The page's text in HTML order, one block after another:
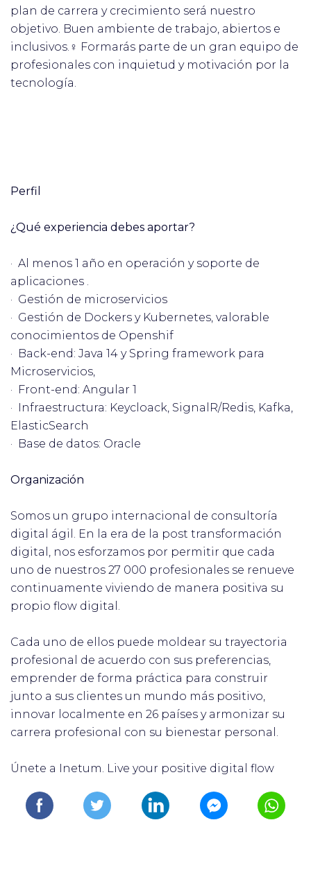
plan de carrera y crecimiento será nuestro
objetivo. Buen ambiente de trabajo, abiertos e
inclusivos.‍♀️ Formarás parte de un gran equipo de
profesionales con inquietud y motivación por la
tecnología.
Perfil
¿Qué experiencia debes aportar?
· Al menos 1 año en operación y soporte de
aplicaciones .
· Gestión de microservicios
· Gestión de Dockers y Kubernetes, valorable
conocimientos de Openshif
· Back-end: Java 14 y Spring framework para
Microservicios,
· Front-end: Angular 1
· Infraestructura: Keycloack, SignalR/Redis, Kafka,
ElasticSearch
· Base de datos: Oracle
Organización
Somos un grupo internacional de consultoría
digital ágil. En la era de la post transformación
digital, nos esforzamos por permitir que cada
uno de nuestros 27 000 profesionales se renueve
continuamente viviendo de manera positiva su
propio flow digital.
Cada uno de ellos puede moldear su trayectoria
profesional de acuerdo con sus preferencias,
emprender de forma práctica para construir
junto a sus clientes un mundo más positivo,
innovar localmente en 26 países y armonizar su
carrera profesional con su bienestar personal.
Únete a Inetum. Live your positive digital flow